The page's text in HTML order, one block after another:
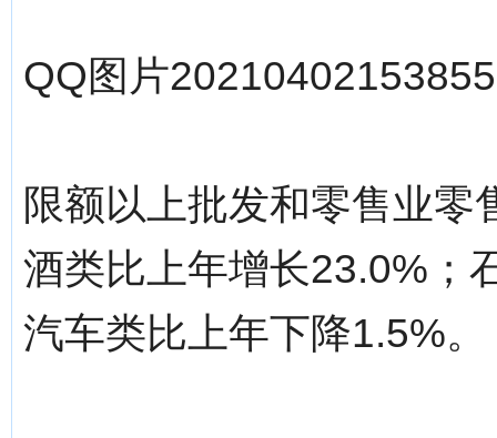
QQ图片
限额以上批发和零售业
酒类比上年增长23.0%；
汽车类比上年下降1.5%。